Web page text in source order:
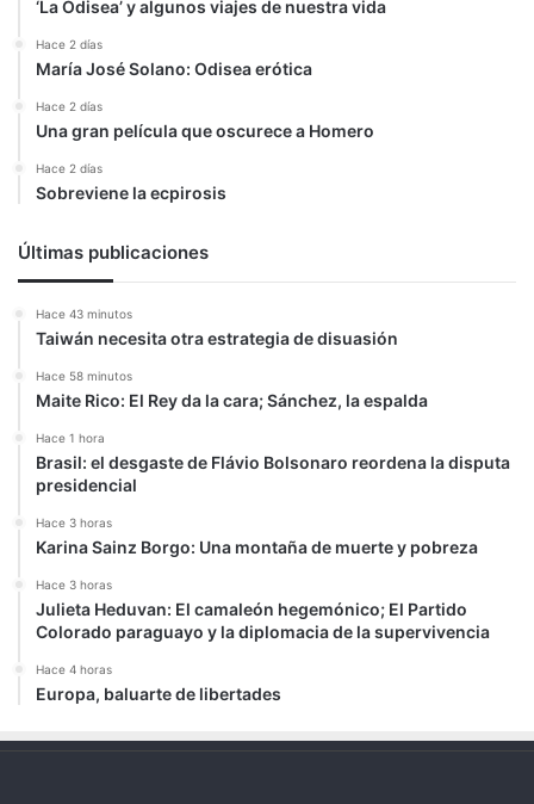
‘La Odisea’ y algunos viajes de nuestra vida
Hace 2 días
María José Solano: Odisea erótica
Hace 2 días
Una gran película que oscurece a Homero
Hace 2 días
Sobreviene la ecpirosis
Últimas publicaciones
Hace 43 minutos
Taiwán necesita otra estrategia de disuasión
Hace 58 minutos
Maite Rico: El Rey da la cara; Sánchez, la espalda
Hace 1 hora
Brasil: el desgaste de Flávio Bolsonaro reordena la disputa
presidencial
Hace 3 horas
Karina Sainz Borgo: Una montaña de muerte y pobreza
Hace 3 horas
Julieta Heduvan: El camaleón hegemónico; El Partido
Colorado paraguayo y la diplomacia de la supervivencia
Hace 4 horas
Europa, baluarte de libertades